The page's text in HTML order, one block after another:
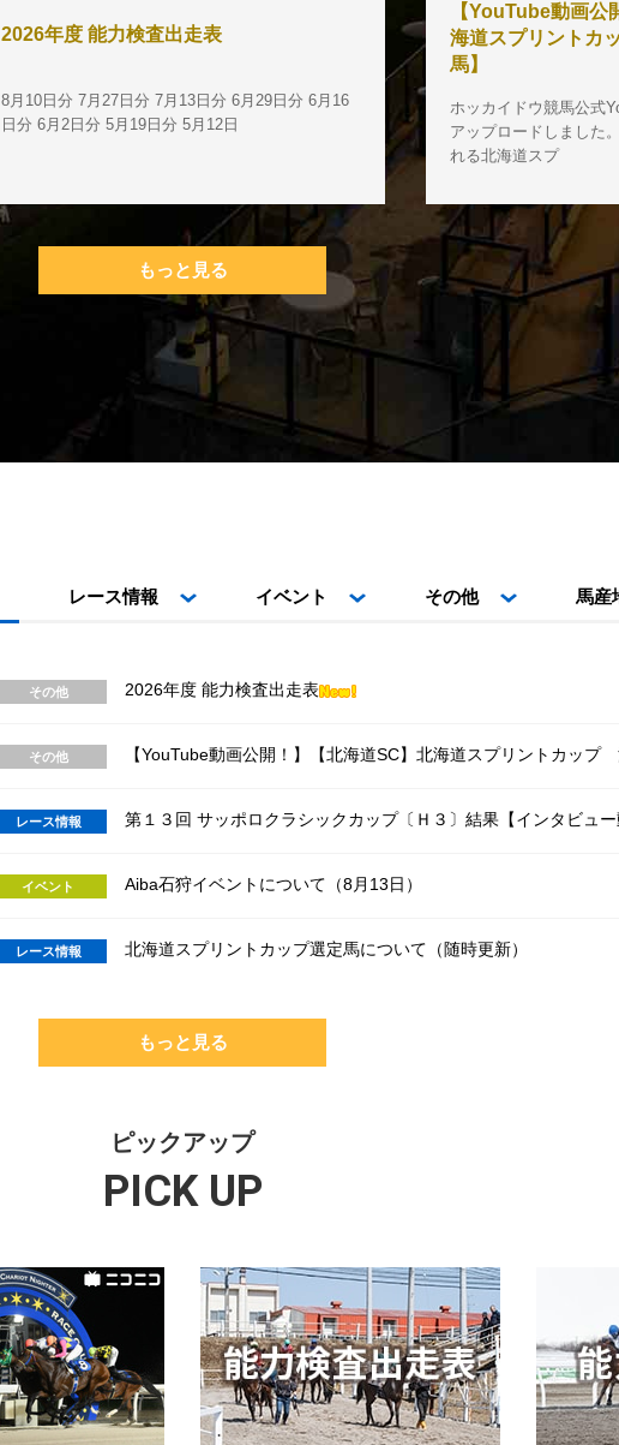
2026年度 能力検査出走表
8月10日分 7月27日分 7月13日分 6月29日分 6月16
日分 6月2日分 5月19日分 5月12日
【YouTube動画公
海道スプリントカ
馬】
ホッカイドウ競馬公式
アップロードしました
れる北海道スプ
もっと見る
レース情報 イベント その他 馬産
その他 2026年度 能力検査出走表
その他 【YouTube動画公開！】【北海道SC】北海道スプリントカップ
レース情報 第１３回 サッポロクラシックカップ〔Ｈ３〕結果【インタビュー
イベント Aiba石狩イベントについて（8月13日）
レース情報 北海道スプリントカップ選定馬について（随時更新）
もっと見る
ピックアップ
PICK UP